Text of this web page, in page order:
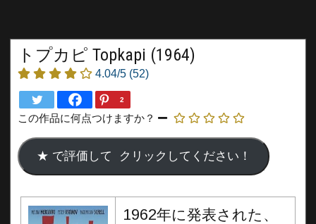
トプカピ Topkapi (1964)
4.04/5 (52)
2
この作品に何点つけますか？
1962年に発表された、